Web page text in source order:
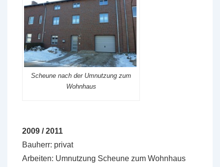
Scheune nach der Umnutzung zum
Wohnhaus
2009 / 2011
Bauherr: privat
Arbeiten: Umnutzung Scheune zum Wohnhaus